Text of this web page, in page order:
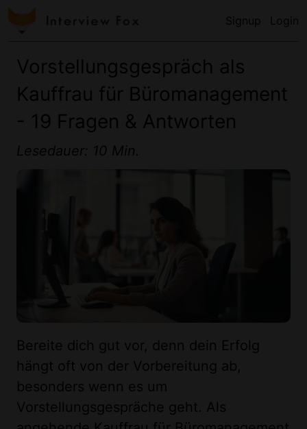
Signup Login
Vorstellungsgespräch als
Kauffrau für Büromanagement
- 19 Fragen & Antworten
Lesedauer: 10 Min.
Bereite dich gut vor, denn dein Erfolg
hängt oft von der Vorbereitung ab,
besonders wenn es um
Vorstellungsgespräche geht. Als